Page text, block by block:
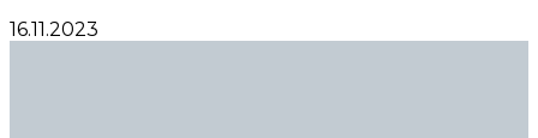
16.11.2023